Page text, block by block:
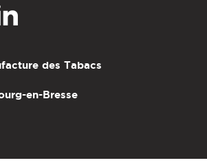
des Tabacs
en-Bresse